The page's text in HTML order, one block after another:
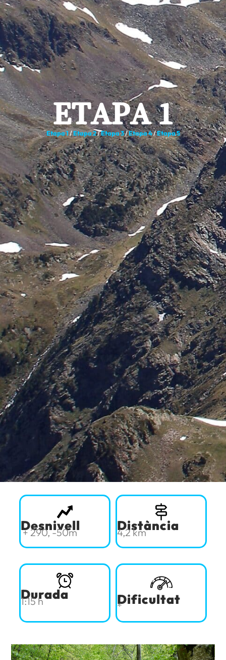
ETAPA 1
Etapa 1/Etapa 2/Etapa 3/Etapa 4/Etapa 5
Desnivell
+ 290, -50m Distància
4,2 km
Durada
1:15 h Dificultat
*